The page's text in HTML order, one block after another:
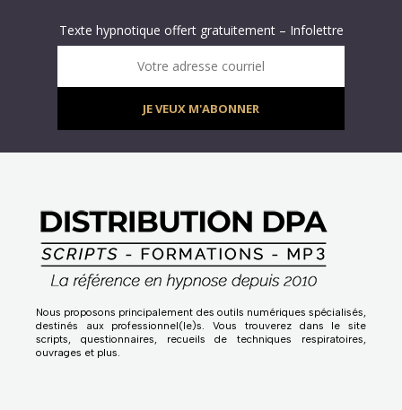
Texte hypnotique offert gratuitement – Infolettre
Infolettre : obtenez un MP3 d’hypnose gratuit !
Votre adresse courriel
JE VEUX M'ABONNER
Nous proposons principalement des outils numériques spécialisés,
destinés aux professionnel(le)s. Vous trouverez dans le site
scripts, questionnaires, recueils de techniques respiratoires,
ouvrages et plus.